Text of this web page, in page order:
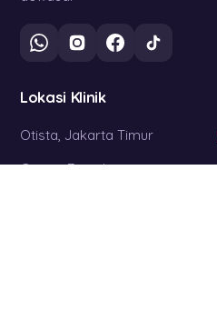
Lokasi Klinik
Otista, Jakarta Timur
Cinere, Depok